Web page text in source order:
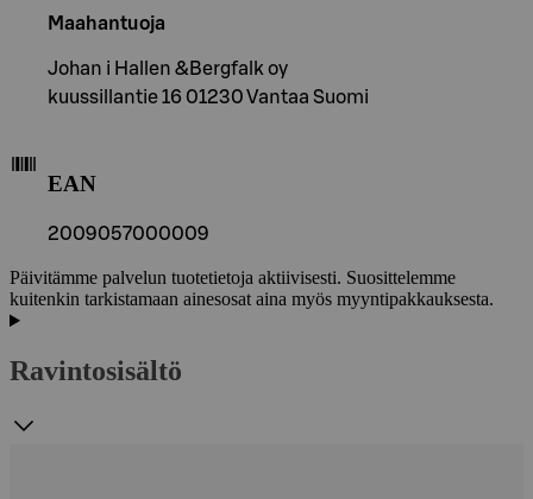
Maahantuoja
Johan i Hallen &Bergfalk oy
kuussillantie 16 01230 Vantaa Suomi
EAN
2009057000009
Päivitämme palvelun tuotetietoja aktiivisesti. Suosittelemme
kuitenkin tarkistamaan ainesosat aina myös myyntipakkauksesta.
Ravintosisältö